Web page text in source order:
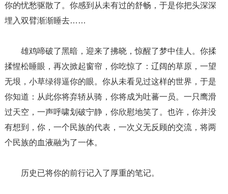
你的忧愁驱散了。你感到从未有过的舒畅，于是你把头深深
埋入双臂渐渐睡去……
雄鸡啼破了黑暗，迎来了拂晓，惊醒了梦中佳人。你揉
揉惺松睡眼，再次掀起窗帘，你吃惊了：辽阔的草原，一望
无垠，小草绿得逼你的眼。你从未看见过这样的世界，于是
你知道：从此你将弃轿从骑，你将成为吐蕃一员。一只鹰滑
过天空，一声呼啸划破宁静，你欣慰地笑了。也许，你并没
有想到，你，一个民族的代表，一次义无反顾的交流，将两
个民族的血液融为了一体。
历史已将你的前行记入了厚重的笔记。